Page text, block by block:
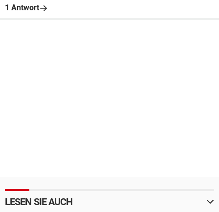
1 Antwort
LESEN SIE AUCH